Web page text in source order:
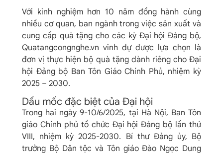
Với kinh nghiệm hơn 10 năm đồng hành cùng
nhiều cơ quan, ban ngành trong việc sản xuất và
cung cấp quà tặng cho các kỳ Đại hội Đảng bộ,
Quatangcongnghe.vn vinh dự được lựa chọn là
đơn vị thực hiện bộ quà tặng dành riêng cho Đại
hội Đảng bộ Ban Tôn Giáo Chính Phủ, nhiệm kỳ
2025 – 2030.
Dấu mốc đặc biệt của Đại hội
Trong hai ngày 9-10/6/2025, tại Hà Nội, Ban Tôn
giáo Chính phủ tổ chức Đại hội Đảng bộ lần thứ
VIII, nhiệm kỳ 2025-2030. Bí thư Đảng ủy, Bộ
trưởng Bộ Dân tộc và Tôn giáo Đào Ngọc Dung